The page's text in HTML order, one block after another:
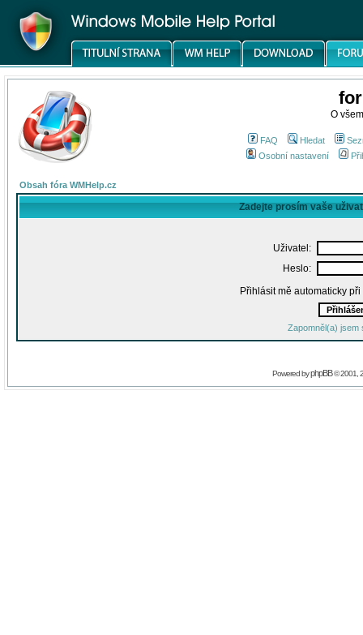
O
FAQ Hledat
Osobní nastavení
Obsah fóra WMHelp.cz
Zadejte prosím vaše
Uživatel:
Heslo:
Přihlásit mě automaticky
Zapomněl(a) jsem
Powered byphpBB© 2001,